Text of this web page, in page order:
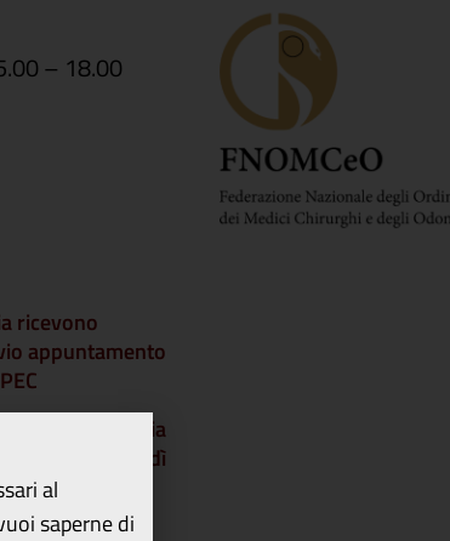
– 18.00
ricevono
appuntamento
di Segreteria
da venerdì
2026 e
agosto.
al
saperne di